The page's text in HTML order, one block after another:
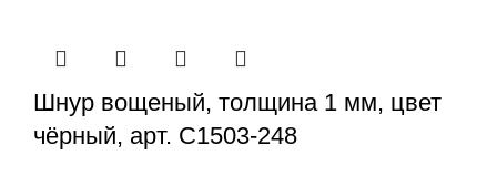
Шнур вощеный, толщина 1 мм, цвет
чёрный, арт. С1503-248